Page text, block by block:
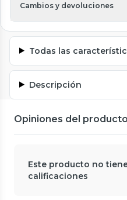
Cambios y devoluciones
Todas las
Descripción
Opiniones del producto
Este producto no
calificaciones